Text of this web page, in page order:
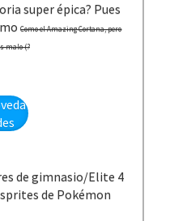
super épica? Pues
Como el Amazing Cortana, pero
malo (?
de gimnasio/Elite 4
de Pokémon